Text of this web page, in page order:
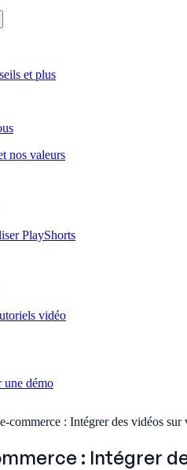
et plus
nos valeurs
PlayShorts
vidéo
une démo
commerce : Intégrer des vidéos
: Intégrer